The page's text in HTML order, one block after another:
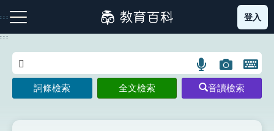
到
主
:::
注音索引圖示 筆畫索引圖示 部首索引表圖示
登入
:::
語
言
搜
圖
片
搜
開
鍵
圖
詞條檢索 全文檢索 音讀檢索